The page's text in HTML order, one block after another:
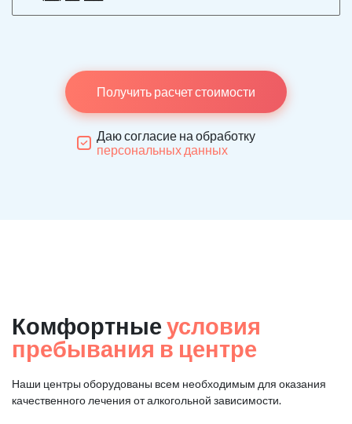
Получить расчет стоимости
Даю согласие на обработку
персональных данных
Комфортные условия
пребывания в центре
Наши центры оборудованы всем необходимым для оказания
качественного лечения от алкогольной зависимости.